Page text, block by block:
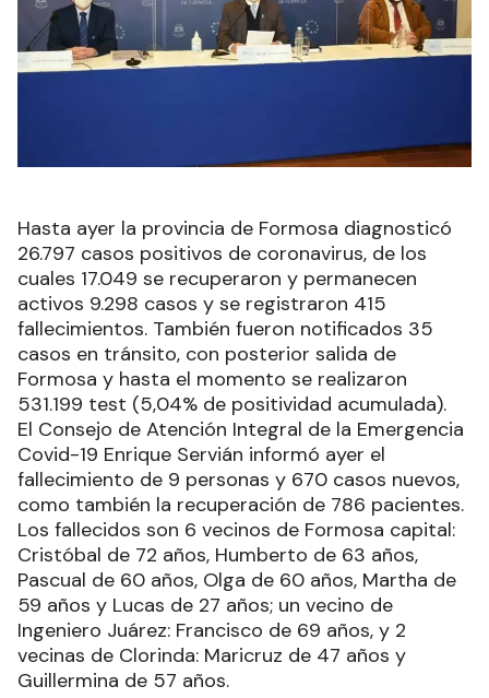
Hasta ayer la provincia de Formosa diagnosticó
26.797 casos positivos de coronavirus, de los
cuales 17.049 se recuperaron y permanecen
activos 9.298 casos y se registraron 415
fallecimientos. También fueron notificados 35
casos en tránsito, con posterior salida de
Formosa y hasta el momento se realizaron
531.199 test (5,04% de positividad acumulada).
El Consejo de Atención Integral de la Emergencia
Covid-19 Enrique Servián informó ayer el
fallecimiento de 9 personas y 670 casos nuevos,
como también la recuperación de 786 pacientes.
Los fallecidos son 6 vecinos de Formosa capital:
Cristóbal de 72 años, Humberto de 63 años,
Pascual de 60 años, Olga de 60 años, Martha de
59 años y Lucas de 27 años; un vecino de
Ingeniero Juárez: Francisco de 69 años, y 2
vecinas de Clorinda: Maricruz de 47 años y
Guillermina de 57 años.